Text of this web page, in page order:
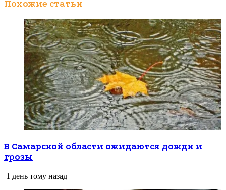
Похожие статьи
В Самарской области ожидаются дожди и
грозы
1 день тому назад